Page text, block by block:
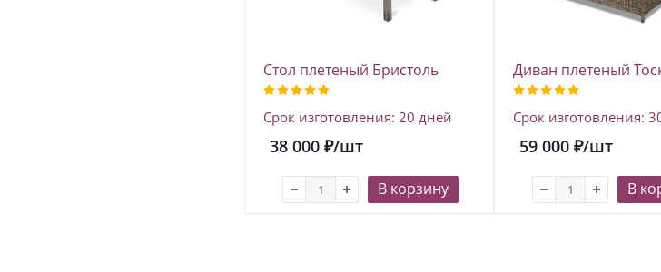
Стол плетеный Бристоль
180*90 см из искусственного
Срок изготовления: 20 дней
38 000 ₽/шт
В корзину
Диван плетеный
местный, цвет
Срок изготовления:
59 000 ₽/шт
В